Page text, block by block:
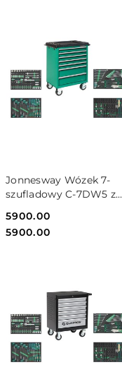
Jonnesway Wózek 7-
szufladowy C-7DW5 z
narzędzi C-7DW5-188SV
Cena:
5900.00
Cena:
5900.00
DO KOSZYKA